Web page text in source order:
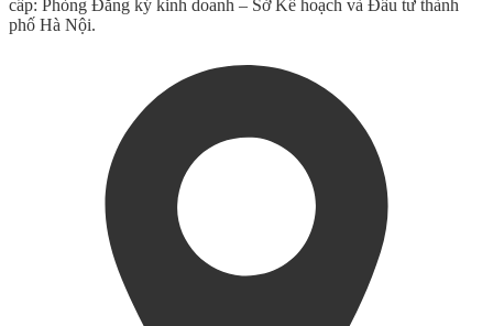
cấp: Phòng Đăng ký kinh doanh – Sở Kế hoạch và Đầu tư thành
phố Hà Nội.